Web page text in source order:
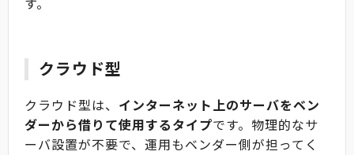
す。
クラウド型
クラウド型は、 インターネット上のサーバをベン
ダーから借りて使用するタイプです。物理的なサ
ーバ設置が不要で、運用もベンダー側が担ってく